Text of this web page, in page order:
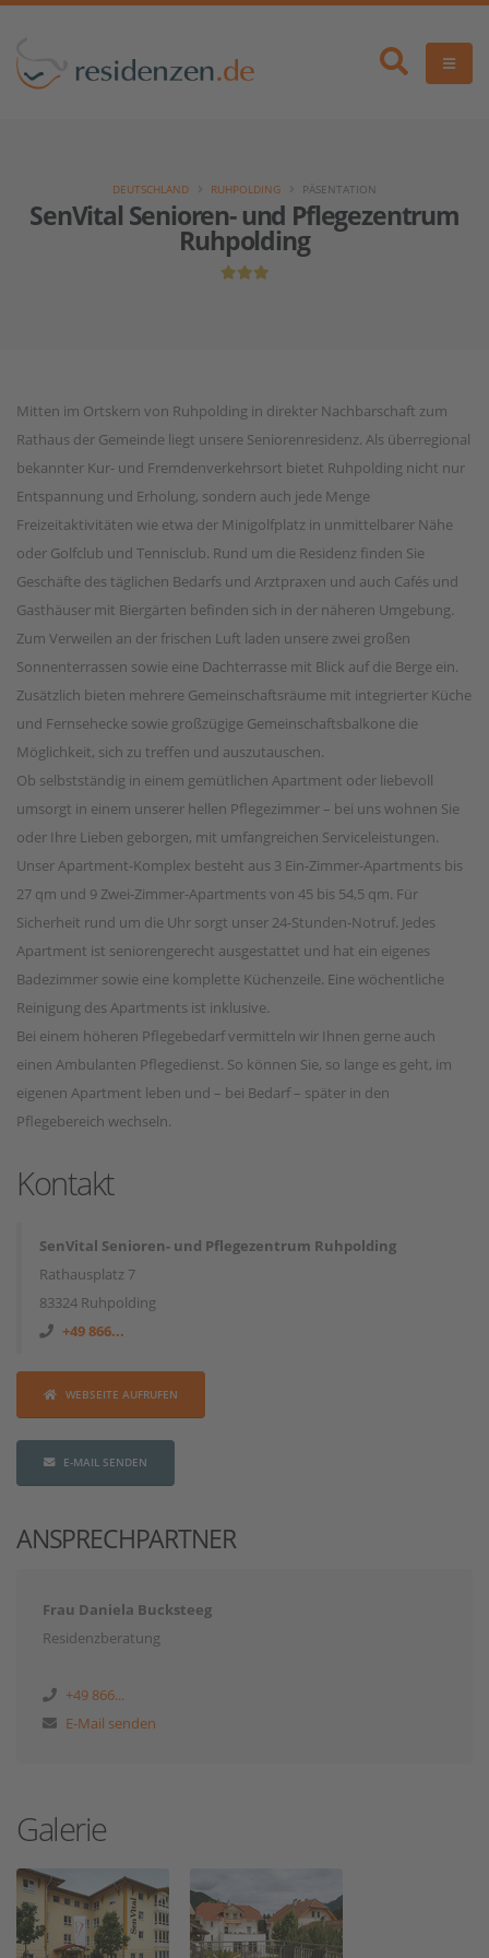
SenVital Senioren- und Pflegezentrum
Ruhpolding
DEUTSCHLAND RUHPOLDING PÄSENTATION
Mitten im Ortskern von Ruhpolding in direkter Nachbarschaft zum
Rathaus der Gemeinde liegt unsere Seniorenresidenz. Als überregional
bekannter Kur- und Fremdenverkehrsort bietet Ruhpolding nicht nur
Entspannung und Erholung, sondern auch jede Menge
Freizeitaktivitäten wie etwa der Minigolfplatz in unmittelbarer Nähe
oder Golfclub und Tennisclub. Rund um die Residenz finden Sie
Geschäfte des täglichen Bedarfs und Arztpraxen und auch Cafés und
Gasthäuser mit Biergärten befinden sich in der näheren Umgebung.
Zum Verweilen an der frischen Luft laden unsere zwei großen
Sonnenterrassen sowie eine Dachterrasse mit Blick auf die Berge ein.
Zusätzlich bieten mehrere Gemeinschaftsräume mit integrierter Küche
und Fernsehecke sowie großzügige Gemeinschaftsbalkone die
Möglichkeit, sich zu treffen und auszutauschen.
Ob selbstständig in einem gemütlichen Apartment oder liebevoll
umsorgt in einem unserer hellen Pflegezimmer – bei uns wohnen Sie
oder Ihre Lieben geborgen, mit umfangreichen Serviceleistungen.
Unser Apartment-Komplex besteht aus 3 Ein-Zimmer-Apartments bis
27 qm und 9 Zwei-Zimmer-Apartments von 45 bis 54,5 qm. Für
Sicherheit rund um die Uhr sorgt unser 24-Stunden-Notruf. Jedes
Apartment ist seniorengerecht ausgestattet und hat ein eigenes
Badezimmer sowie eine komplette Küchenzeile. Eine wöchentliche
Reinigung des Apartments ist inklusive.
Bei einem höheren Pflegebedarf vermitteln wir Ihnen gerne auch
einen Ambulanten Pflegedienst. So können Sie, so lange es geht, im
eigenen Apartment leben und – bei Bedarf – später in den
Pflegebereich wechseln.
Kontakt
SenVital Senioren- und Pflegezentrum Ruhpolding
Rathausplatz 7
83324 Ruhpolding
+49 866...
WEBSEITE AUFRUFEN
E-MAIL SENDEN
ANSPRECHPARTNER
Frau Daniela Bucksteeg
Residenzberatung
+49 866...
E-Mail senden
Galerie